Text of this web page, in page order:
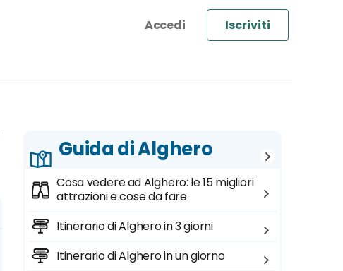
Iscriviti
Guida di Alghero
Cosa vedere ad Alghero: le 15 migliori
attrazioni e cose da fare
Itinerario di Alghero in 3 giorni
Itinerario di Alghero in un giorno